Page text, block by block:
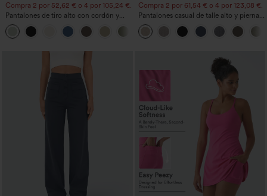
Compra 2 por 52,62 € o 4 por 105,24 €.
Pantalones de tiro alto con cordón y
bolsillos, pernera ancha, holgados y de
estilo casual con tacto de lino.
+15
Compra 2 por 61,54 € o 4 por 123,08 €.
Pantalones casual de talle alto y pierna
recta con tacto de lino y bolsillos